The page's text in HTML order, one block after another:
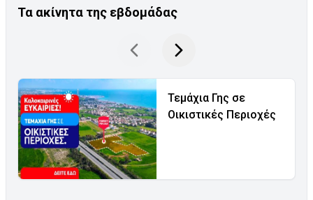
Τα ακίνητα της εβδομάδας
Τεμάχια Γης σε
Οικιστικές Περιοχές